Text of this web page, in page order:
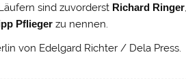
sind zuvorderst Richard Ringer
Pflieger zu nennen.
von Edelgard Richter / Dela Press.